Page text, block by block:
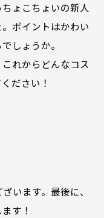
ょこちょいの新人
ポイントはかわい
しょうか。
れからどんなコス
ださい！
います。最後に、
す！